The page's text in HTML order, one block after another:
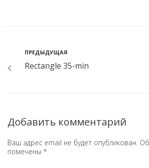
ПРЕДЫДУЩАЯ
Rectangle 35-min
Добавить комментарий
Ваш адрес email не будет опубликован.
помечены *